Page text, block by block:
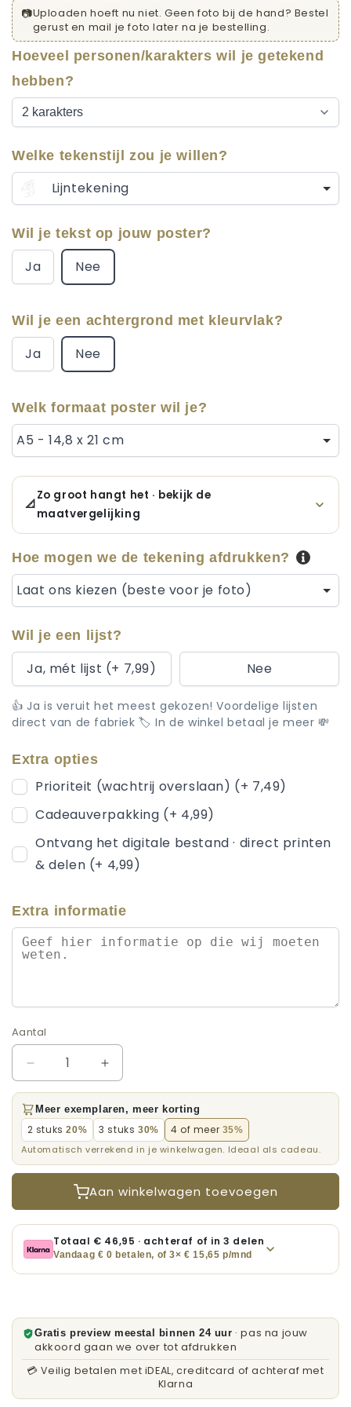
Meer exemplaren, meer korting
2 stuks20% 3 stuks 30% 4 of meer 35%
Automatisch verrekend in je winkelwagen. Ideaal als cadeau.
Hoeveel personen/karakters wil je getekend
hebben?
Welke tekenstijl zou je willen?
Lijntekening
Wil je tekst op jouw poster?
Ja Nee
Wil je een achtergrond met kleurvlak?
Ja Nee
Welk formaat poster wil je?
A5 - 14,8 x 21 cm
📐
Zo groot hangt het · bekijk de
maatvergelijking
Hoe mogen we de tekening afdrukken?
Laat ons kiezen (beste voor je foto)
Wil je een lijst?
Ja, mét lijst (+ 7,99) Nee
👍 Ja is veruit het meest gekozen! Voordelige lijsten
direct van de fabriek 🏷️ In de winkel betaal je meer 💸
Extra opties
Prioriteit (wachtrij overslaan) (+ 7,49)
Cadeauverpakking (+ 4,99)
Ontvang het digitale bestand · direct printen
& delen (+ 4,99)
Extra informatie
📷Uploaden hoeft nu niet. Geen foto bij de hand? Bestel
gerust en mail je foto later na je bestelling.
Aan winkelwagen toevoegen
Totaal € 46,95 · achteraf of in 3 delen
Vandaag € 0 betalen, of 3× €15,65 p/mnd
Aantal
Aantal
Aantal
verlagen
voor
Cartoon
Huwelijkposter
met
Jouw
Aantal
verhogen
Cartoon
Huwelijkposter
met
Jouw
Foto
Gratis preview meestal binnen 24 uur · pas na jouw
akkoord gaan we over tot afdrukken
💳 Veilig betalen met iDEAL, creditcard of achteraf met
Klarna